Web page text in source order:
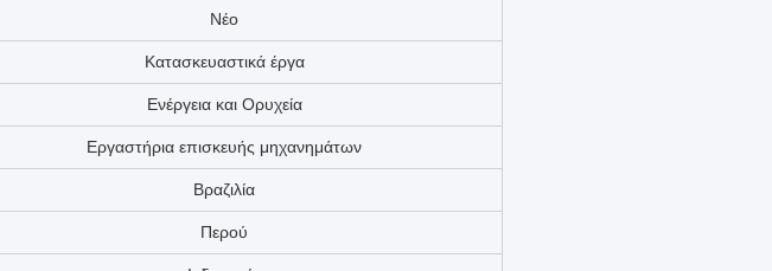
1 έτος
Καρτόνι / ξύλινη θήκη
Νέο
Κατασκευαστικά έργα
Ενέργεια και Ορυχεία
Εργαστήρια επισκευής μηχανημάτων